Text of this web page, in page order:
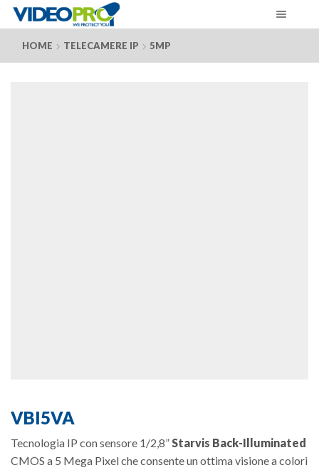
HOME TELECAMERE IP 5MP
VBI5VA
Tecnologia IP con sensore 1/2,8” Starvis Back-Illuminated
CMOS a 5 Mega Pixel che consente un ottima visione a colori